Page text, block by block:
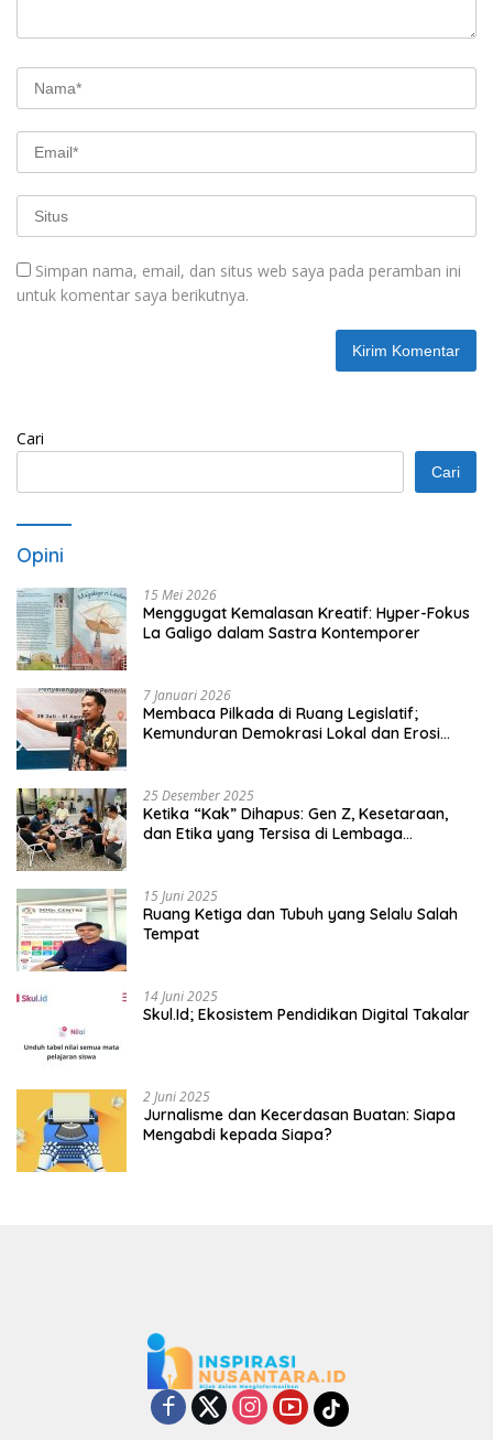
Simpan nama, email, dan situs web saya pada peramban ini
untuk komentar saya berikutnya.
Cari
Cari
Opini
15 Mei 2026
Menggugat Kemalasan Kreatif: Hyper-Fokus
La Galigo dalam Sastra Kontemporer
7 Januari 2026
Membaca Pilkada di Ruang Legislatif;
Kemunduran Demokrasi Lokal dan Erosi
25 Desember 2025
Ketika “Kak” Dihapus: Gen Z, Kesetaraan,
dan Etika yang Tersisa di Lembaga
15 Juni 2025
Ruang Ketiga dan Tubuh yang Selalu Salah
Tempat
14 Juni 2025
Skul.Id; Ekosistem Pendidikan Digital Takalar
2 Juni 2025
Jurnalisme dan Kecerdasan Buatan: Siapa
Mengabdi kepada Siapa?